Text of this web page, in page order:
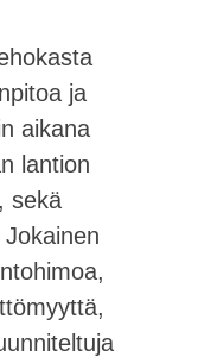
ja
aikana
lantion
sekä